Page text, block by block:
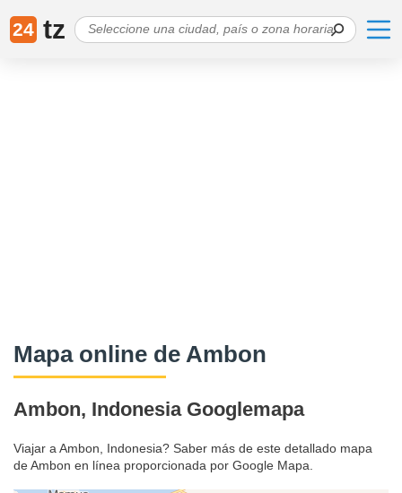
24 tz
Mapa online de Ambon
Ambon, Indonesia Googlemapa
Viajar a Ambon, Indonesia? Saber más de este detallado mapa
de Ambon en línea proporcionada por Google Mapa.